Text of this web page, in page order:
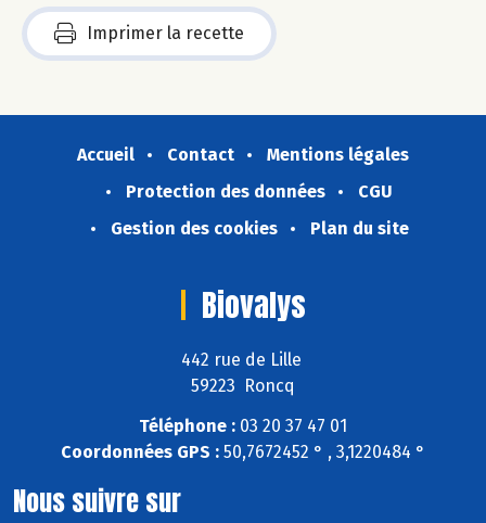
Imprimer la recette
Accueil Contact
Mentions légales
Protection des données
CGU
Gestion des cookies
Plan du site
Biovalys
442 rue de Lille
59223 Roncq
Téléphone : 03 20 37 47 01
Coordonnées GPS : 50,7672452 ° , 3,1220484 °
Nous suivre sur